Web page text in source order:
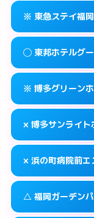
info
map 福岡市中
info このホテ
案内方法:状
smartphone 092-
map 福岡市中
info このホテ
案内方法: 状
smartphone 092-
map 福岡市
info このホテ
※ 東急ステイ福
案内方法: カ
待ち合わせ。
info このホテ
◯ 東邦ホテルグ
案内方法: 女
smartphone 050-
map 福岡市中
info このホテ
※ 博多グリーン
案内方法:カ
待ち合わせ。
× 博多サンライト
案内方法:派
smartphone 092-
× 浜の町病院前エ
△ 福岡ガーデン